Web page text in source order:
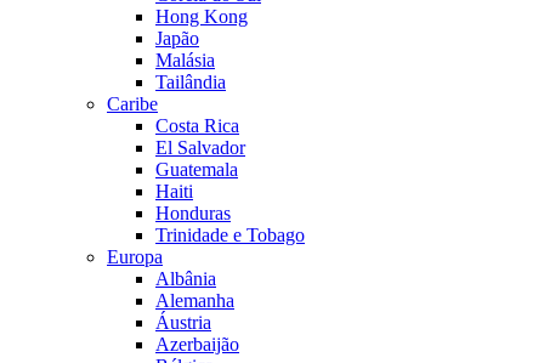
Hong Kong
Japão
Malásia
Tailândia
Caribe
Costa Rica
El Salvador
Guatemala
Haiti
Honduras
Trinidade e Tobago
Europa
Albânia
Alemanha
Áustria
Azerbaijão